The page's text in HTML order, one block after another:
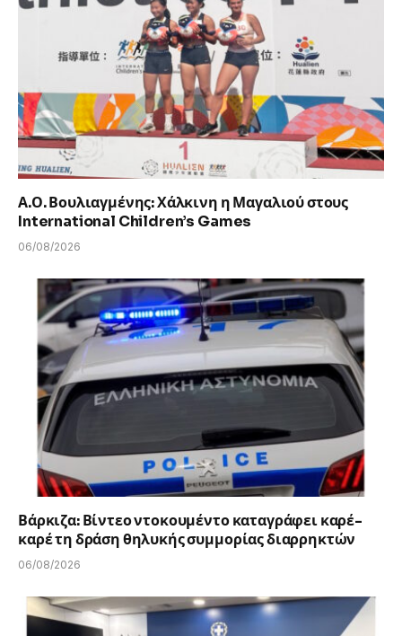
Α.Ο. Βουλιαγμένης: Χάλκινη η Μαγαλιού στους
International Children’s Games
06/08/2026
Βάρκιζα: Βίντεο ντοκουμέντο καταγράφει καρέ-
καρέ τη δράση θηλυκής συμμορίας διαρρηκτών
06/08/2026